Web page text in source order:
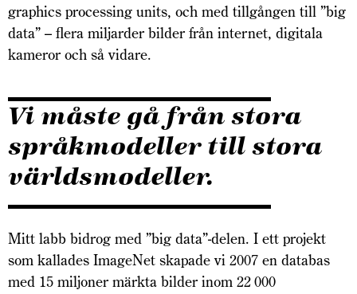
graphics processing units, och med tillgången till ”big
data” – flera miljarder bilder från internet, digitala
kameror och så vidare.
Vi måste gå från stora
språkmodeller till stora
världsmodeller.
Mitt labb bidrog med ”big data”-delen. I ett projekt
som kallades ImageNet skapade vi 2007 en databas
med 15 miljoner märkta bilder inom 22 000